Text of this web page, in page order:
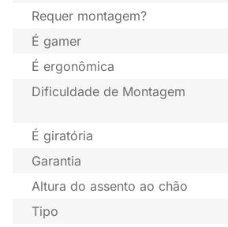
Requer montagem?
É gamer
É ergonômica
Dificuldade de Montagem
É giratória
Garantia
Altura do assento ao chão
Tipo